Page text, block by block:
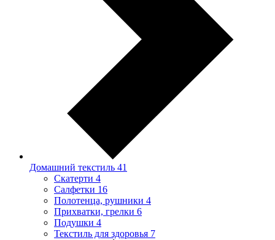
Домашний текстиль 41
Скатерти 4
Салфетки 16
Полотенца, рушники 4
Прихватки, грелки 6
Подушки 4
Текстиль для здоровья 7